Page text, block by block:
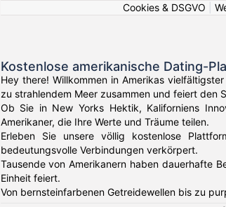
Cookies & DSGVO
Kostenlose amerikanische Dating-
Hey there! Willkommen in Amerikas
zu strahlendem Meer zusammen und feiert den
Ob Sie in New Yorks Hektik, Kaliforniens
Amerikaner, die Ihre Werte und Träume teilen.
Erleben Sie unsere völlig kostenlose
bedeutungsvolle Verbindungen verkörpert.
Tausende von Amerikanern haben dauerhafte
Einheit feiert.
Von bernsteinfarbenen Getreidewellen bis zu